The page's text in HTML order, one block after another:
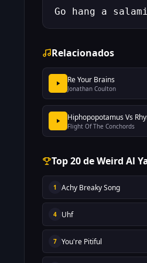
Go hang a
Relacionados
Re Your Brains
Jonathan Coulton
Hiphopopotamus Vs
Flight Of The Conchords
Top 20 de Weird Al
1 Achy Breaky Song
4 Uhf
7 You're Pitiful